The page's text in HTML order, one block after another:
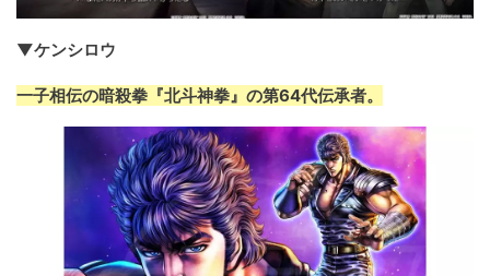
▼ケンシロウ
一子相伝の暗殺拳『北斗神拳』の第64代伝承者。